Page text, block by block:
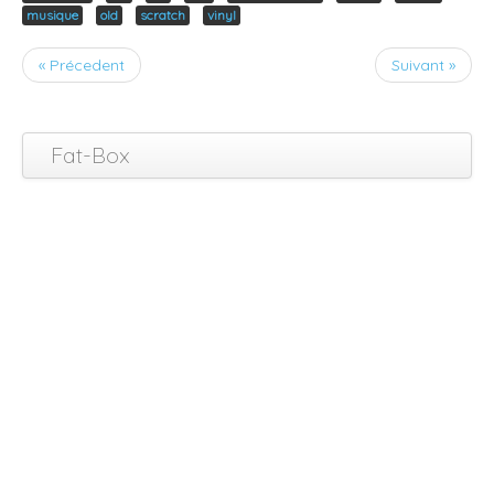
musique
old scratch vinyl
« Précedent Suivant »
Fat-Box